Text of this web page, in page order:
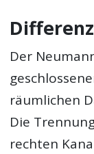
Der
räumlichen
Die
rechten